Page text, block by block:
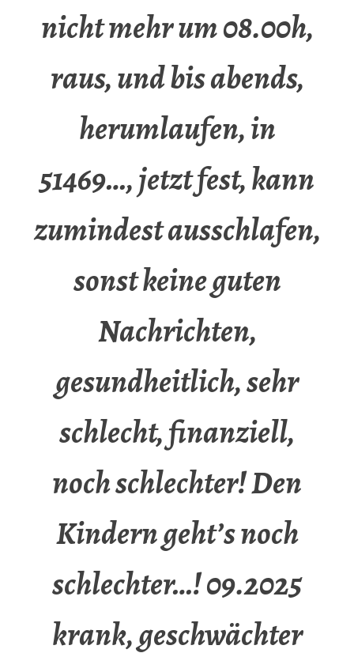
nicht mehr um 08.00h,
raus, und bis abends,
herumlaufen, in
51469…, jetzt fest, kann
zumindest ausschlafen,
sonst keine guten
Nachrichten,
gesundheitlich, sehr
schlecht, finanziell,
noch schlechter! Den
Kindern geht’s noch
schlechter…! 09.2025
krank, geschwächter